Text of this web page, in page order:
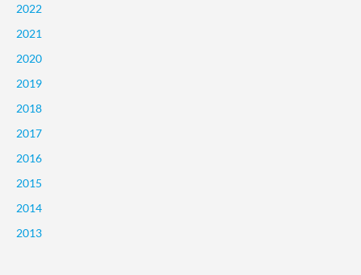
2022
2021
2020
2019
2018
2017
2016
2015
2014
2013